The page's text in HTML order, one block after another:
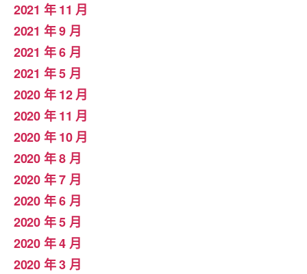
2021 年 11 月
2021 年 9 月
2021 年 6 月
2021 年 5 月
2020 年 12 月
2020 年 11 月
2020 年 10 月
2020 年 8 月
2020 年 7 月
2020 年 6 月
2020 年 5 月
2020 年 4 月
2020 年 3 月